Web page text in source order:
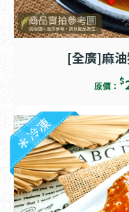
[全廣]麻
原價： $
冷凍